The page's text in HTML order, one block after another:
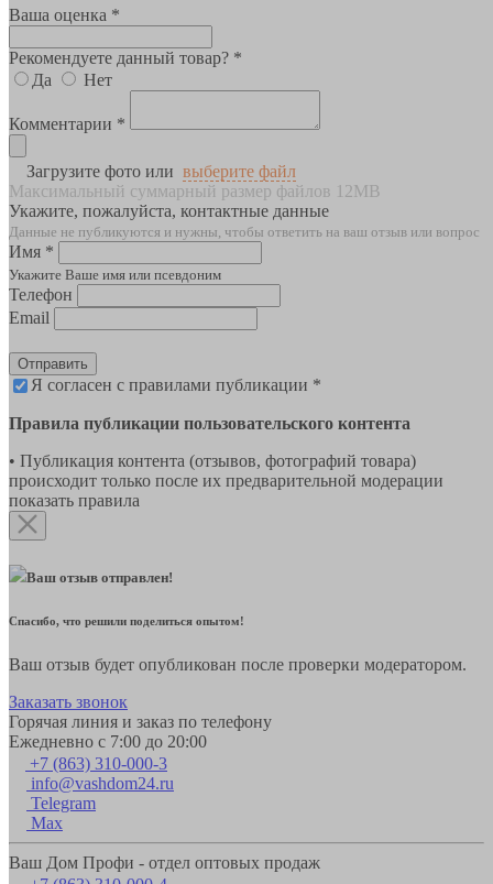
Ваша оценка *
Рекомендуете данный товар? *
Да
Нет
Комментарии *
Загрузите фото или выберите файл
Максимальный суммарный размер файлов 12MB
Укажите, пожалуйста, контактные данные
Данные не публикуются и нужны, чтобы ответить на ваш отзыв или вопрос
Имя *
Укажите Ваше имя или псевдоним
Телефон
Email
Отправить
Я согласен с правилами публикации *
Правила публикации пользовательского контента
• Публикация контента (отзывов, фотографий товара)
происходит только после их предварительной модерации
показать правила
Ваш отзыв отправлен!
Спасибо, что решили поделиться опытом!
Ваш отзыв будет опубликован после проверки модератором.
Заказать звонок
Горячая линия и заказ по телефону
Ежедневно с 7:00 до 20:00
+7 (863) 310-000-3
info@vashdom24.ru
Telegram
Max
Ваш Дом Профи - отдел оптовых продаж